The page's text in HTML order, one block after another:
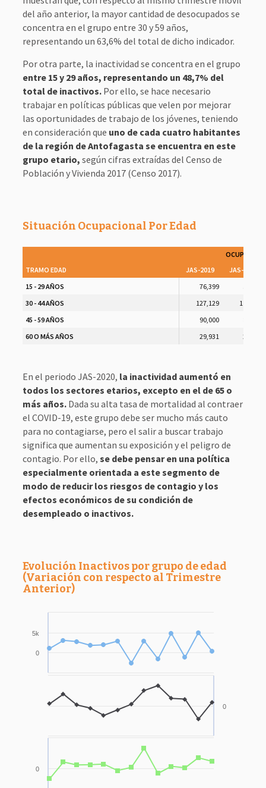
del año anterior, la mayor cantidad de desocupados se
concentra en el grupo entre 30 y 59 años,
representando un 63,6% del total de dicho indicador.
Por otra parte, la inactividad se concentra en el grupo
entre 15 y 29 años, representando un 48,7% del
total de inactivos.Por ello, se hace necesario
trabajar en políticas públicas que velen por mejorar
las oportunidades de trabajo de los jóvenes, teniendo
en consideración que uno de cada cuatro habitantes
de la región de Antofagasta se encuentra en este
grupo etario, según cifras extraídas del Censo de
Población y Vivienda 2017 (Censo 2017).
Situación Ocupacional Por Edad
OCUPADOS
TRAMO EDAD
JAS-2019
JAS-2020
15 - 29 AÑOS
76,399
30 - 44 AÑOS
127,129
114,066
45 - 59 AÑOS
90,000
60 O MÁS AÑOS
29,931 21,740
En el periodo JAS-2020, la inactividad aumentó en
todos los sectores etarios, excepto en el de 65 o
más años.Dada su alta tasa de mortalidad al contraer
el COVID-19, este grupo debe ser mucho más cauto
para no contagiarse, pero el salir a buscar trabajo
significa que aumentan su exposición y el peligro de
contagio. Por ello, se debe pensar en una política
especialmente orientada a este segmento de
modo de reducir los riesgos de contagio y los
efectos económicos de su condición de
desempleado o inactivos.
Evolución Inactivos por grupo de edad
(Variación con respecto al Trimestre
Anterior)
0
5k
0
0